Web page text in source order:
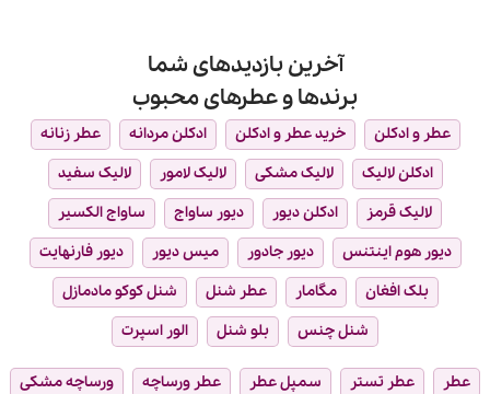
آخرین بازدیدهای شما
برندها و عطرهای محبوب
عطر و ادکلن خرید عطر و ادکلن ادکلن مردانه
عطر زنانه
ادکلن لالیک
لالیک مشکی لالیک لامور
لالیک سفید
لالیک قرمز
ادکلن دیور دیور ساواج
ساواج الکسیر
دیور هوم اینتنس
دیور جادور میس دیور
دیور فارنهایت
بلک افغان
مگامار عطر شنل
شنل کوکو مادمازل
شنل چنس
بلو شنل الور اسپرت
عطر عطر تستر سمپل عطر عطر ورساچه
ورساچه مشکی